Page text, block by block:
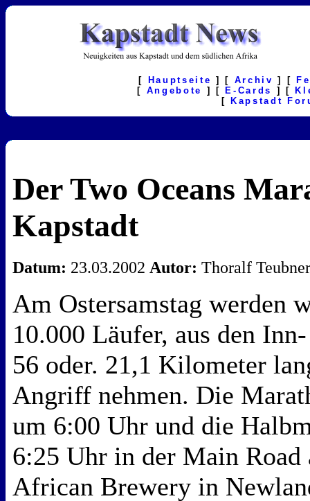
[ Hauptseite ] [ Archiv ] [
[ Angebote ] [ E-Cards ] [
[
Kapstadt
Der Two Oceans
Kapstadt
Datum: 23.03.2002 Autor: Thoralf
Am Ostersamstag werden
10.000 Läufer, aus den
56 oder. 21,1 Kilometer
Angriff nehmen. Die
um 6:00 Uhr und die
6:25 Uhr in der Main Road
African Brewery in